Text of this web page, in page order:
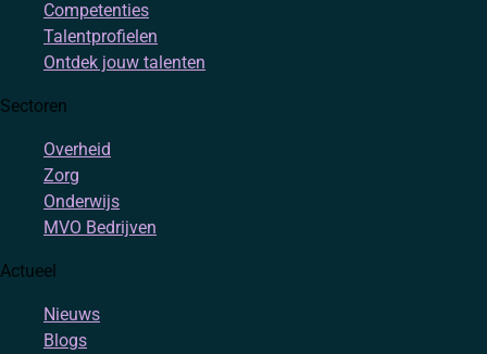
Competenties
Talentprofielen
Ontdek jouw talenten
Sectoren
Overheid
Zorg
Onderwijs
MVO Bedrijven
Actueel
Nieuws
Blogs